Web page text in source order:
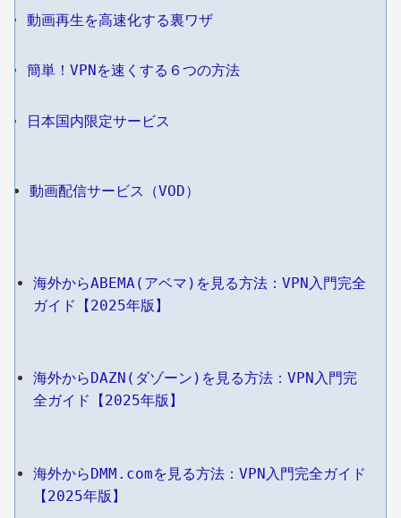
動画再生を高速化する裏ワザ
簡単！VPNを速くする６つの方法
日本国内限定サービス
動画配信サービス（VOD）
海外からABEMA(アベマ)を見る方法：VPN入門完全
ガイド【2025年版】
海外からDAZN(ダゾーン)を見る方法：VPN入門完
全ガイド【2025年版】
海外からDMM.comを見る方法：VPN入門完全ガイド
【2025年版】